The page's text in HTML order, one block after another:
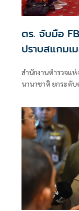
ตร. จับมือ
ปราบสแกมเ
สำนักงานตำรวจแ
นานาชาติ ยกระดั